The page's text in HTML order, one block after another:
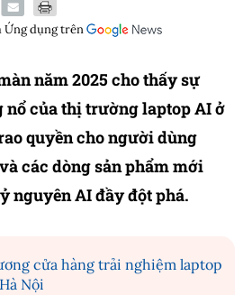
Ứng dụngtrên
năm 2025 cho thấy sự
nổ của thị trường laptop AI ở
quyền cho người dùng
các dòng sản phẩm mới
nguyên AI đầy đột phá.
cửa hàng trải nghiệm laptop
Nội